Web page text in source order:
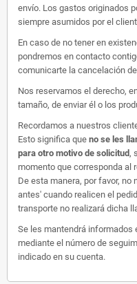
envío. Los gastos originados
siempre asumidos por el
En caso de no tener en
pondremos en contacto
comunicarte la cancelación
Nos reservamos el derecho,
tamaño, de enviar él o los
Recordamos a nuestros
Esto significa que no se les
para otro motivo de solicitud,
momento que corresponda al
De esta manera, por favor,
antes' cuando realicen el
transporte no realizará dicha
Se les mantendrá informados
mediante el número de
indicado en su cuenta.